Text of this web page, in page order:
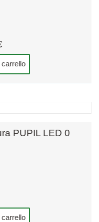
carrello
PUPIL LED 0
carrello